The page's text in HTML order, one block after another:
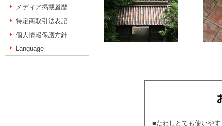
メディア掲載履歴
特定商取引法表記
個人情報保護方針
Language
■たわしとても使いや